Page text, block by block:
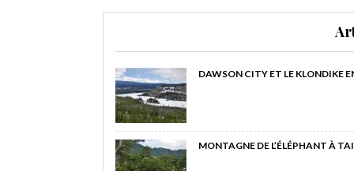
DAWSON CITY ET LE KLONDIKE
MONTAGNE DE L’ÉLÉPHANT À